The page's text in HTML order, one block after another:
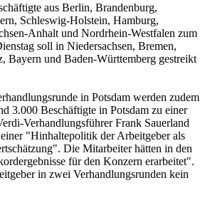
aus Berlin, Brandenburg,
Schleswig-Holstein, Hamburg,
Anhalt und Nordrhein-Westfalen zum
soll in Niedersachsen, Bremen,
Bayern und Baden-Württemberg gestreikt
in Potsdam werden zudem
3.000 Beschäftigte in Potsdam zu einer
Verhandlungsführer Frank Sauerland
"Hinhaltepolitik der Arbeitgeber als
Die Mitarbeiter hätten in den
für den Konzern erarbeitet".
in zwei Verhandlungsrunden kein